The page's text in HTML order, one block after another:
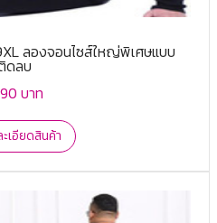
ลองจอนไซส์ใหญ่พิเศษแบบ
ดลบ
บาท
เอียดสินค้า